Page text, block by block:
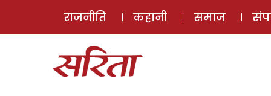
राजनीति कहानी समाज